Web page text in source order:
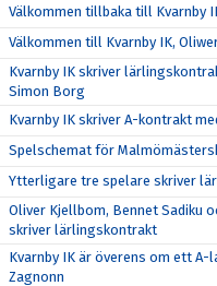
Välkommen tillbaka till Kvarnby
Välkommen till Kvarnby IK,
Kvarnby IK skriver
Simon Borg
Kvarnby IK skriver A-kontrakt
Spelschemat för
Ytterligare tre spelare skriver
Oliver Kjellbom, Bennet Sadiku
skriver lärlingskontrakt
Kvarnby IK är överens om ett
Zagnonn